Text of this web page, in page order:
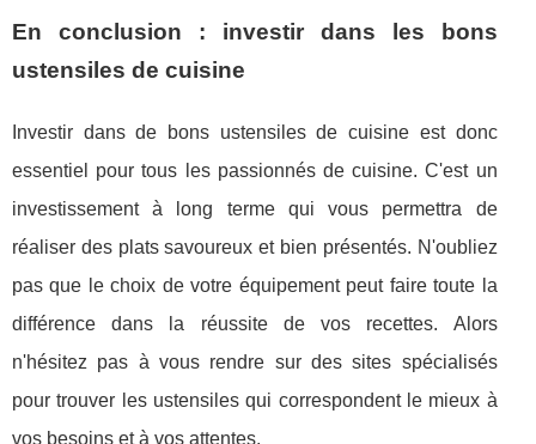
En conclusion : investir dans les bons
ustensiles de cuisine
Investir dans de bons ustensiles de cuisine est donc
essentiel pour tous les passionnés de cuisine. C'est un
investissement à long terme qui vous permettra de
réaliser des plats savoureux et bien présentés. N'oubliez
pas que le choix de votre équipement peut faire toute la
différence dans la réussite de vos recettes. Alors
n'hésitez pas à vous rendre sur des sites spécialisés
pour trouver les ustensiles qui correspondent le mieux à
vos besoins et à vos attentes.